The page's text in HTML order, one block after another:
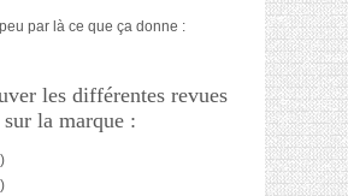
par là ce que ça donne :
les différentes revues
la marque :
)
)